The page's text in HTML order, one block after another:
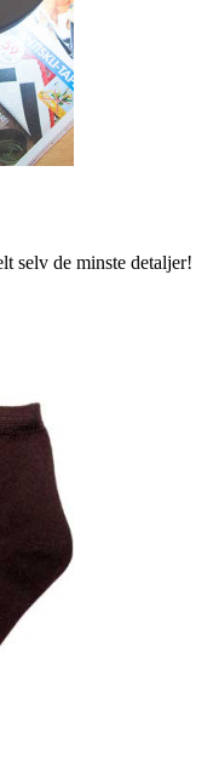
selv de minste detaljer!